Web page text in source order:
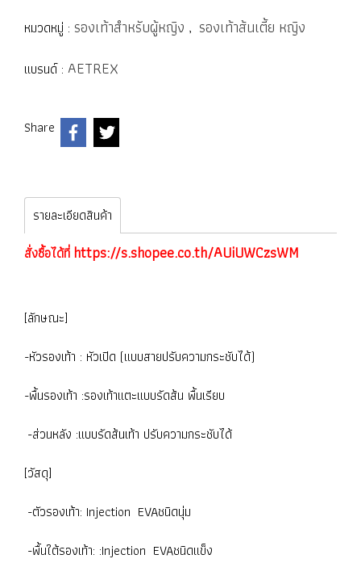
หมวดหมู่ : รองเท้าสำหรับผู้หญิง , รองเท้าส้นเตี้ย หญิง
แบรนด์ : AETREX
Share
รายละเอียดสินค้า
สั่งซื้อได้ที่ https://s.shopee.co.th/AUiUWCzsWM
[ลักษณะ]
-หัวรองเท้า : หัวเปิด (แบบสายปรับความกระชับได้)
-พื้นรองเท้า :รองเท้าแตะแบบรัดส้น พื้นเรียบ
-ส่วนหลัง :แบบรัดส้นเท้า ปรับความกระชับได้
[วัสดุ]
-ตัวรองเท้า: Injection EVAชนิดนุ่ม
-พื้นใต้รองเท้า: :Injection EVAชนิดแข็ง